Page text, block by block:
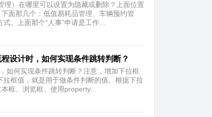
）在哪里可以设置为隐藏或删除？上面位置
面那几个：低值易耗品管理、车辆预约管
。上面那个“人事”申请是工作...
设计时，如何实现条件跳转判断？
如何实现条件跳转判断？注意，增加下拉框
框值，就是用于做条件判断的值。根据下拉
框、浏览框、使用property...